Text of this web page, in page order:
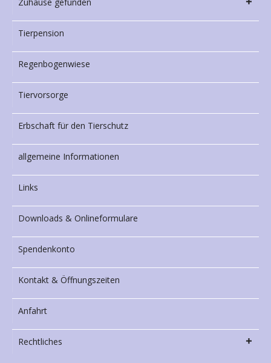
Tierpension
Regenbogenwiese
Tiervorsorge
Erbschaft für den Tierschutz
allgemeine Informationen
Links
Downloads & Onlineformulare
Spendenkonto
Kontakt & Öffnungszeiten
Anfahrt
Rechtliches